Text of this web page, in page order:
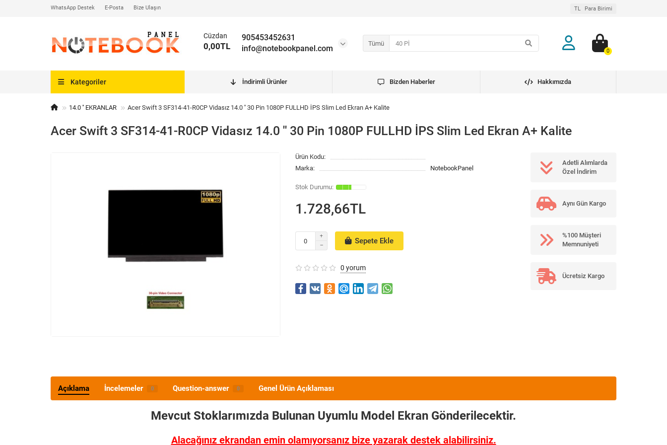
WhatsApp Destek E-Posta Bize Ulaşın TL Para Birimi
Tümü
905453452631
info@notebookpanel.com
Cüzdan
0,00TL 0
Kategoriler İndirimli Ürünler Bizden Haberler Hakkımızda
14.0 '' EKRANLAR Acer Swift 3 SF314-41-R0CP Vidasız 14.0 '' 30 Pin 1080P FULLHD İPS Slim Led Ekran A+ Kalite
Acer Swift 3 SF314-41-R0CP Vidasız 14.0 '' 30 Pin 1080P FULLHD İPS Slim Led Ekran A+ Kalite
Ürün Kodu:
Marka:
NotebookPanel
1.728,66TL
Sepete Ekle
0 yorum
Adetli Alımlarda
Özel İndirim
Aynı Gün Kargo
%100 Müşteri
Memnuniyeti
Ücretsiz Kargo
Açıklama İncelemeler 0 Question-answer 0 Genel Ürün Açıklaması
Mevcut Stoklarımızda Bulunan Uyumlu Model Ekran Gönderilecektir.
Alacağınız ekrandan emin olamıyorsanız bize yazarak destek alabilirsiniz.